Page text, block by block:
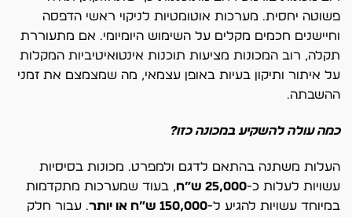
פשוטה יחסית. מערכות אוטומטיות לניקוי ראשי הדפסה
וחיישנים חכמים מקלים על השימוש היומיומי. אם מתעוררת
תקלה, רוב המכונות מציעות תוכנות אינטואיטיביות המקלות
על איתור ותיקון בעיות באופן עצמאי, מה שמצמצם את זמני
ההשבתה.
כמה עולה להשקיע במכונה כזו?
העלות משתנה בהתאם לדגם ולמפרט. מכונות בסיסיות
עשויות לעלות כ-25,000 ש”ח
, בעוד שמערכות מתקדמות
במיוחד עשויות להגיע ל-150,000 ש”ח או יותר
. עבור חלק